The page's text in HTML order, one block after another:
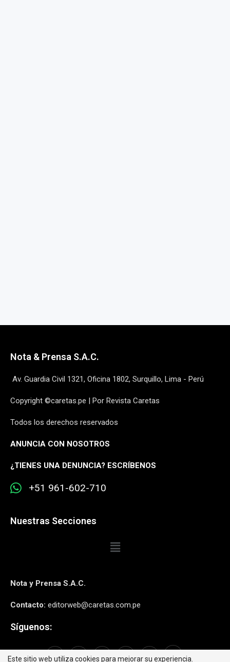
Nota & Prensa S.A.C.
Av. Guardia Civil 1321, Oficina 1802, Surquillo, Lima - Perú
Copyright ©caretas.pe | Por Revista Caretas
Todos los derechos reservados
ANUNCIA CON NOSOTROS
¿TIENES UNA DENUNCIA? ESCRÍBENOS
+51 961-602-710
Nuestras Secciones
Nota y Prensa S.A.C.
Contacto: editorweb@caretas.com.pe
Síguenos:
Este sitio web utiliza cookies para mejorar su experiencia.